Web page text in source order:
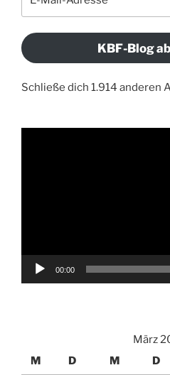
KBF-Blog
Schließe dich 1.914 anderen
00:00
März
M
D M D